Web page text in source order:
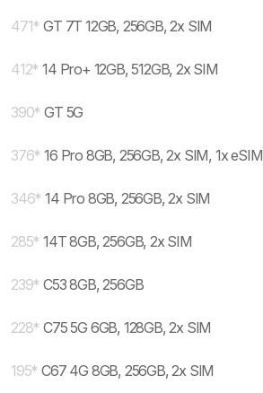
471* GT 7T 12GB, 256GB, 2x SIM
412* 14 Pro+ 12GB, 512GB, 2x SIM
390* GT 5G
376* 16 Pro 8GB, 256GB, 2x SIM, 1x eSIM
346* 14 Pro 8GB, 256GB, 2x SIM
285* 14T 8GB, 256GB, 2x SIM
239* C53 8GB, 256GB
228* C75 5G 6GB, 128GB, 2x SIM
195* C67 4G 8GB, 256GB, 2x SIM